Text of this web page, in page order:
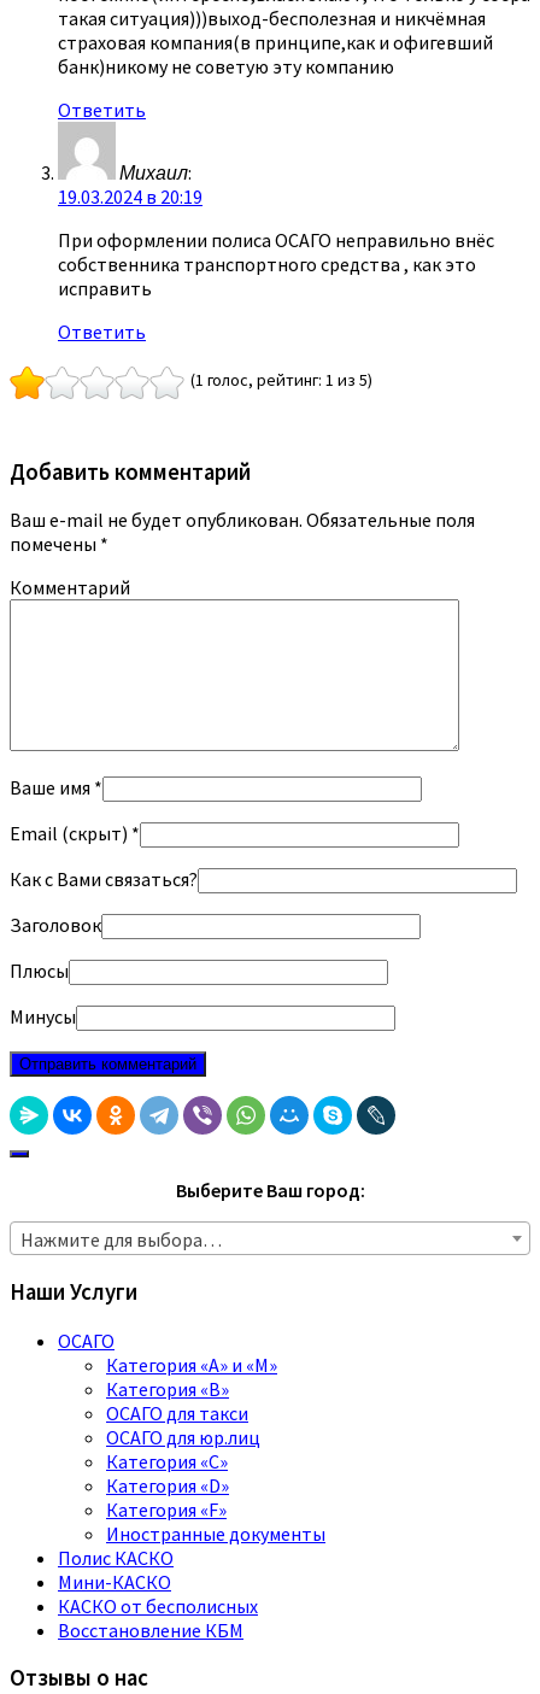
такая ситуация)))выход-бесполезная и никчёмная
страховая компания(в принципе,как и офигевший
банк)никому не советую эту компанию
Ответить
Михаил:
19.03.2024 в 20:19
При оформлении полиса ОСАГО неправильно внёс
собственника транспортного средства , как это
исправить
Ответить
(1 голос, рейтинг: 1 из 5)
Добавить комментарий
Ваш e-mail не будет опубликован. Обязательные поля
помечены *
Комментарий
Ваше имя *
Email (скрыт) *
Как с Вами связаться?
Заголовок
Плюсы
Минусы
Выберите Ваш город:
Нажмите для выбора…
Наши Услуги
ОСАГО
Категория «A» и «M»
Категория «B»
ОСАГО для такси
ОСАГО для юр.лиц
Категория «C»
Категория «D»
Категория «F»
Иностранные документы
Полис КАСКО
Мини-КАСКО
КАСКО от бесполисных
Восстановление КБМ
Отзывы о нас